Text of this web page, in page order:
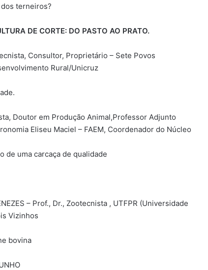
terneiros?
DE CORTE: DO PASTO AO PRATO.
Consultor, Proprietário – Sete Povos
Rural/Unicruz
Doutor em Produção Animal,Professor Adjunto
Eliseu Maciel – FAEM, Coordenador do Núcleo
de uma carcaça de qualidade
– Prof., Dr., Zootecnista , UTFPR (Universidade
Vizinhos
bovina